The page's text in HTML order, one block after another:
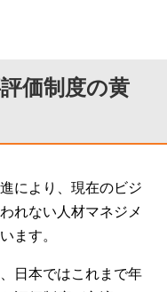
価制度の黄
により、現在のビジ
れない人材マネジメ
ます。
日本ではこれまで年